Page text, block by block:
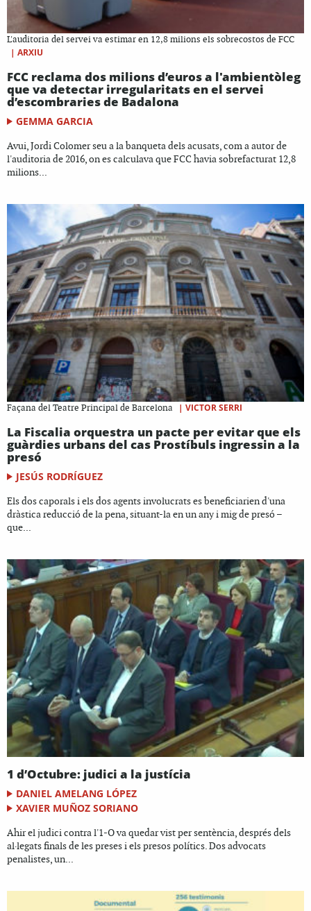
L'auditoria del servei va estimar en 12,8 milions els sobrecostos de FCC
| ARXIU
FCC reclama dos milions d’euros a l'ambientòleg
que va detectar irregularitats en el servei
d’escombraries de Badalona
GEMMA GARCIA
Avui, Jordi Colomer seu a la banqueta dels acusats, com a autor de
l'auditoria de 2016, on es calculava que FCC havia sobrefacturat 12,8
milions...
Façana del Teatre Principal de Barcelona | VICTOR SERRI
La Fiscalia orquestra un pacte per evitar que els
guàrdies urbans del cas Prostíbuls ingressin a la
presó
JESÚS RODRÍGUEZ
Els dos caporals i els dos agents involucrats es beneficiarien d'una
dràstica reducció de la pena, situant-la en un any i mig de presó –
que...
1 d’Octubre: judici a la justícia
DANIEL AMELANG LÓPEZ
XAVIER MUÑOZ SORIANO
Ahir el judici contra l'1-O va quedar vist per sentència, després dels
al·legats finals de les preses i els presos polítics. Dos advocats
penalistes, un...